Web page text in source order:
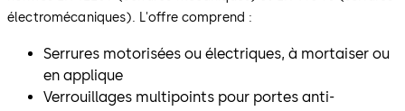
électromécaniques). L'offre comprend :
Serrures motorisées ou électriques, à mortaiser ou
en applique
Verrouillages multipoints pour portes anti-